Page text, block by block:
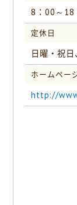
8：00～18
定休日
日曜・祝
ホームペー
http://